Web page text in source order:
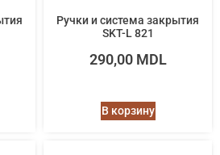
Ручки и система закрытия
SKT-L 821
290,00 MDL
В корзину